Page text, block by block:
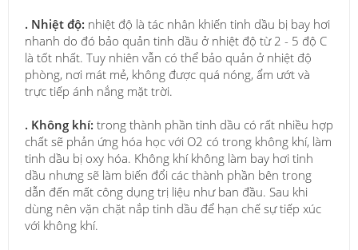
. Nhiệt độ: nhiệt độ là tác nhân khiến tinh dầu bị bay hơi
nhanh do đó bảo quản tinh dầu ở nhiệt độ từ 2 - 5 độ C
là tốt nhất. Tuy nhiên vẫn có thể bảo quản ở nhiệt độ
phòng, nơi mát mẻ, không được quá nóng, ẩm ướt và
trực tiếp ánh nắng mặt trời.
. Không khí: trong thành phần tinh dầu có rất nhiều hợp
chất sẽ phản ứng hóa học với O2 có trong không khí, làm
tinh dầu bị oxy hóa. Không khí không làm bay hơi tinh
dầu nhưng sẽ làm biến đổi các thành phần bên trong
dẫn đến mất công dụng trị liệu như ban đầu. Sau khi
dùng nên vặn chặt nắp tinh dầu để hạn chế sự tiếp xúc
với không khí.